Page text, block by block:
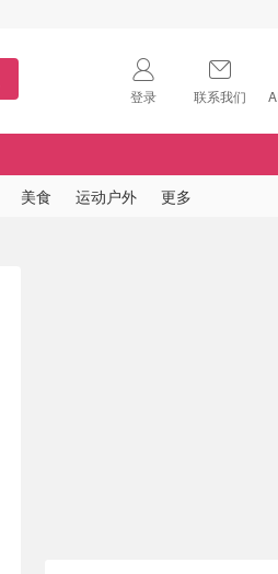
登录 联系我们
🇺🇸
美食 运动户外 更多